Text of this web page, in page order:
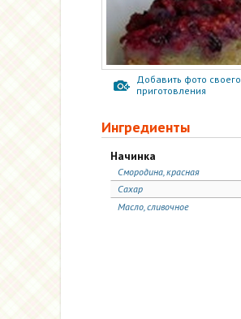
Добавить фото своего
приготовления
Ингредиенты
Начинка
Смородина, красная
Сахар
Масло, сливочное